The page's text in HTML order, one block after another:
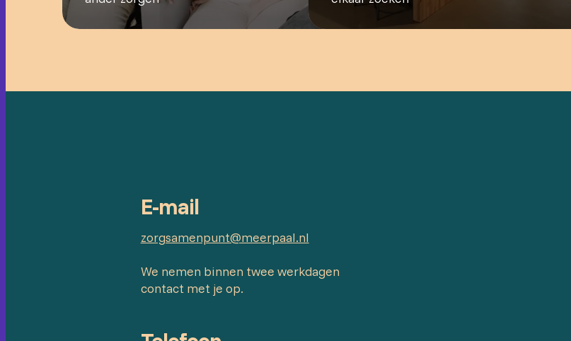
E-mail
zorgsamenpunt@meerpaal.nl
We nemen binnen twee werkdagen
contact met je op.